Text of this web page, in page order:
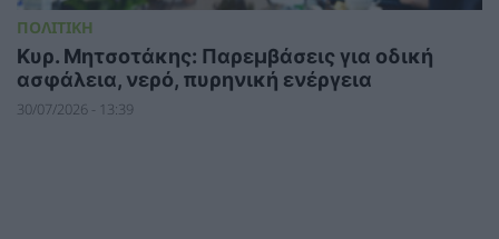
ΠΟΛΙΤΙΚΗ
Κυρ. Μητσοτάκης: Παρεμβάσεις για οδική
ασφάλεια, νερό, πυρηνική ενέργεια
30/07/2026 - 13:39